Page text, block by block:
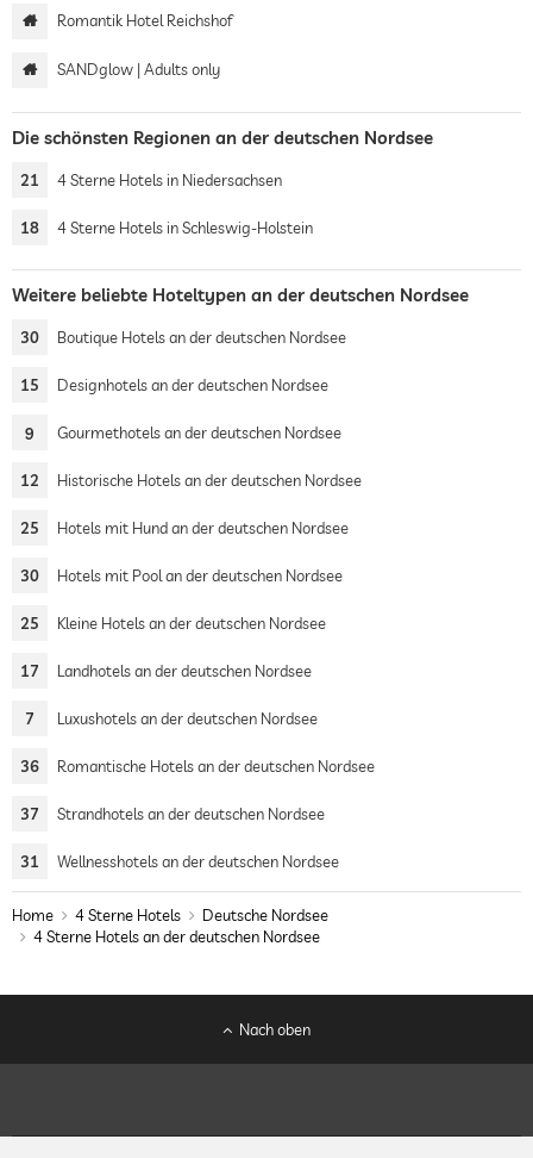
Romantik Hotel Reichshof
SANDglow | Adults only
Die schönsten Regionen an der deutschen Nordsee
21 4 Sterne Hotels in Niedersachsen
18 4 Sterne Hotels in Schleswig-Holstein
Weitere beliebte Hoteltypen an der deutschen Nordsee
30 Boutique Hotels an der deutschen Nordsee
15 Designhotels an der deutschen Nordsee
9 Gourmethotels an der deutschen Nordsee
12 Historische Hotels an der deutschen Nordsee
25 Hotels mit Hund an der deutschen Nordsee
30 Hotels mit Pool an der deutschen Nordsee
25 Kleine Hotels an der deutschen Nordsee
17 Landhotels an der deutschen Nordsee
7 Luxushotels an der deutschen Nordsee
36 Romantische Hotels an der deutschen Nordsee
37 Strandhotels an der deutschen Nordsee
31 Wellnesshotels an der deutschen Nordsee
Home 4 Sterne Hotels
Deutsche Nordsee
4 Sterne Hotels an der deutschen Nordsee
Nach oben